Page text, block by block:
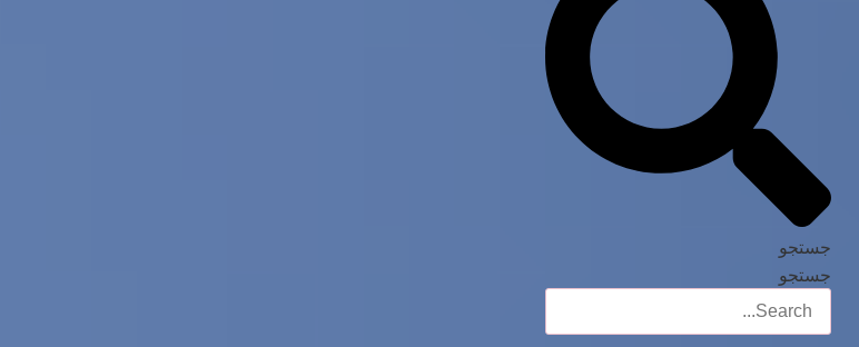
جستجو
جستجو